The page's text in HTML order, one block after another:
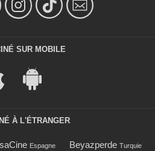
SUR MOBILE
À L'ÉTRANGER
Espagne Beyazperde Turquie